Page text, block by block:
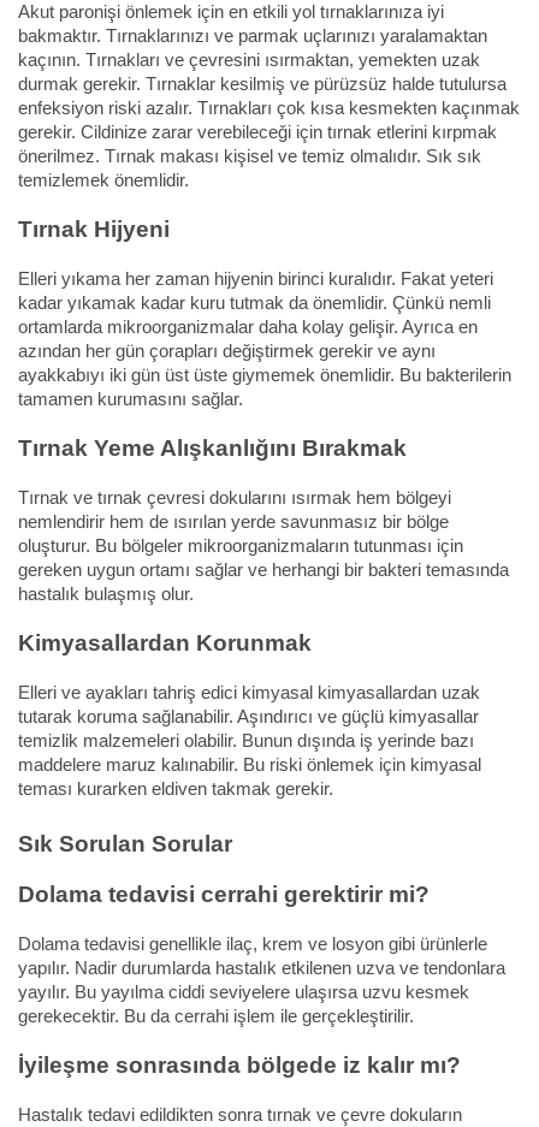
Akut paronişi önlemek için en etkili yol tırnaklarınıza iyi
bakmaktır. Tırnaklarınızı ve parmak uçlarınızı yaralamaktan
kaçının. Tırnakları ve çevresini ısırmaktan, yemekten uzak
durmak gerekir. Tırnaklar kesilmiş ve pürüzsüz halde tutulursa
enfeksiyon riski azalır. Tırnakları çok kısa kesmekten kaçınmak
gerekir. Cildinize zarar verebileceği için tırnak etlerini kırpmak
önerilmez. Tırnak makası kişisel ve temiz olmalıdır. Sık sık
temizlemek önemlidir.
Tırnak Hijyeni
Elleri yıkama her zaman hijyenin birinci kuralıdır. Fakat yeteri
kadar yıkamak kadar kuru tutmak da önemlidir. Çünkü nemli
ortamlarda mikroorganizmalar daha kolay gelişir. Ayrıca en
azından her gün çorapları değiştirmek gerekir ve aynı
ayakkabıyı iki gün üst üste giymemek önemlidir. Bu bakterilerin
tamamen kurumasını sağlar.
Tırnak Yeme Alışkanlığını Bırakmak
Tırnak ve tırnak çevresi dokularını ısırmak hem bölgeyi
nemlendirir hem de ısırılan yerde savunmasız bir bölge
oluşturur. Bu bölgeler mikroorganizmaların tutunması için
gereken uygun ortamı sağlar ve herhangi bir bakteri temasında
hastalık bulaşmış olur.
Kimyasallardan Korunmak
Elleri ve ayakları tahriş edici kimyasal kimyasallardan uzak
tutarak koruma sağlanabilir. Aşındırıcı ve güçlü kimyasallar
temizlik malzemeleri olabilir. Bunun dışında iş yerinde bazı
maddelere maruz kalınabilir. Bu riski önlemek için kimyasal
teması kurarken eldiven takmak gerekir.
Sık Sorulan Sorular
Dolama tedavisi cerrahi gerektirir mi?
Dolama tedavisi genellikle ilaç, krem ve losyon gibi ürünlerle
yapılır. Nadir durumlarda hastalık etkilenen uzva ve tendonlara
yayılır. Bu yayılma ciddi seviyelere ulaşırsa uzvu kesmek
gerekecektir. Bu da cerrahi işlem ile gerçekleştirilir.
İyileşme sonrasında bölgede iz kalır mı?
Hastalık tedavi edildikten sonra tırnak ve çevre dokuların